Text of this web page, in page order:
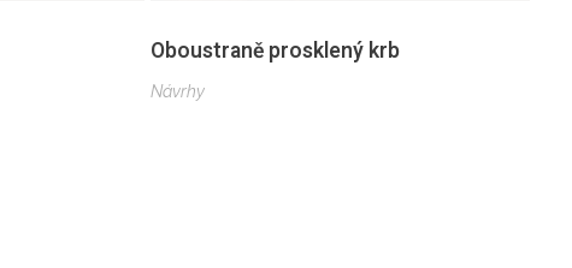
Oboustraně prosklený krb
Návrhy